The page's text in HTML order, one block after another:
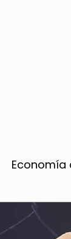
Economía
Ecología